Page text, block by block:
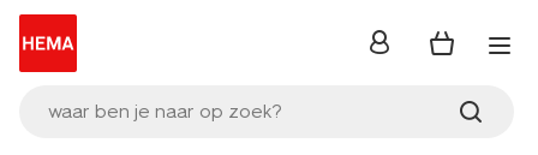
waar ben je naar op zoek?
inloggen